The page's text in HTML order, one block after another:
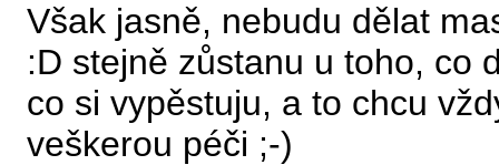
Však jasně, nebudu dělat
:D stejně zůstanu u toho, co
co si vypěstuju, a to chcu
veškerou péči ;-)